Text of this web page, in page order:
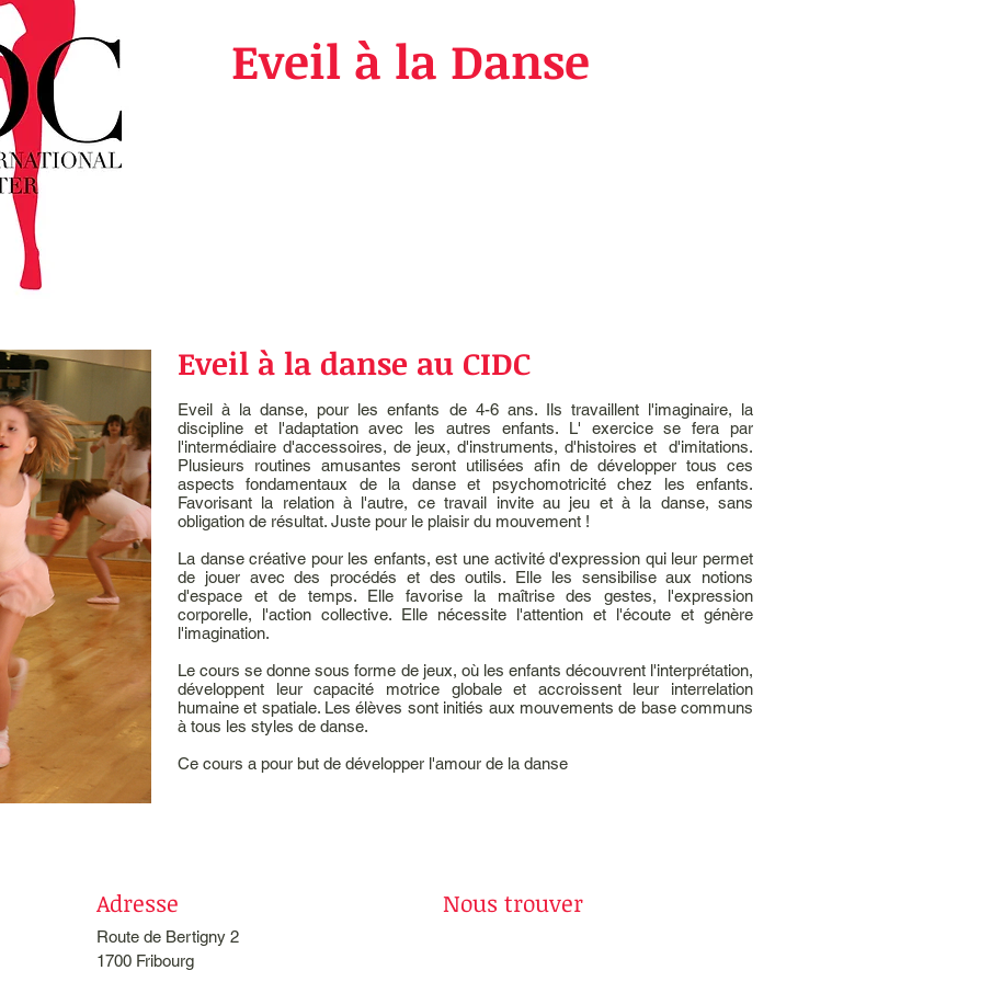
Eveil à la Danse
Eveil à la danse au CIDC
Eveil à la danse, pour les enfants de 4-6 ans. Ils travaillent l'imaginaire, la
discipline et l'adaptation avec les autres enfants. L' exercice se fera par
l'intermédiaire d'accessoires, de jeux, d'instruments, d'histoires et d'imitations.
Plusieurs routines amusantes seront utilisées afin de développer tous ces
aspects fondamentaux de la danse et psychomotricité chez les enfants.
Favorisant la relation à l'autre, ce travail invite au jeu et à la danse, sans
obligation de résultat. Juste pour le plaisir du mouvement !
La danse créative pour les enfants, est une activité d'expression qui leur permet
de jouer avec des procédés et des outils. Elle les sensibilise aux notions
d'espace et de temps. Elle favorise la maîtrise des gestes, l'expression
corporelle, l'action collective. Elle nécessite l'attention et l'écoute et génère
l'imagination.
Le cours se donne sous forme de jeux, où les enfants découvrent l'interprétation,
développent leur capacité motrice globale et accroissent leur interrelation
humaine et spatiale. Les élèves sont initiés aux mouvements de base communs
à tous les styles de danse.
Ce cours a pour but de développer l'amour de la danse
Adresse
Route de Bertigny 2
1700 Fribourg
Nous trouver